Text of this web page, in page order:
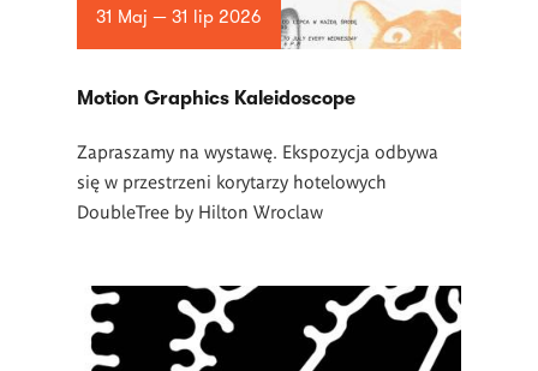
31 Maj — 31 lip 2026
Motion Graphics Kaleidoscope
Zapraszamy na wystawę. Ekspozycja odbywa
się w przestrzeni korytarzy hotelowych
DoubleTree by Hilton Wroclaw